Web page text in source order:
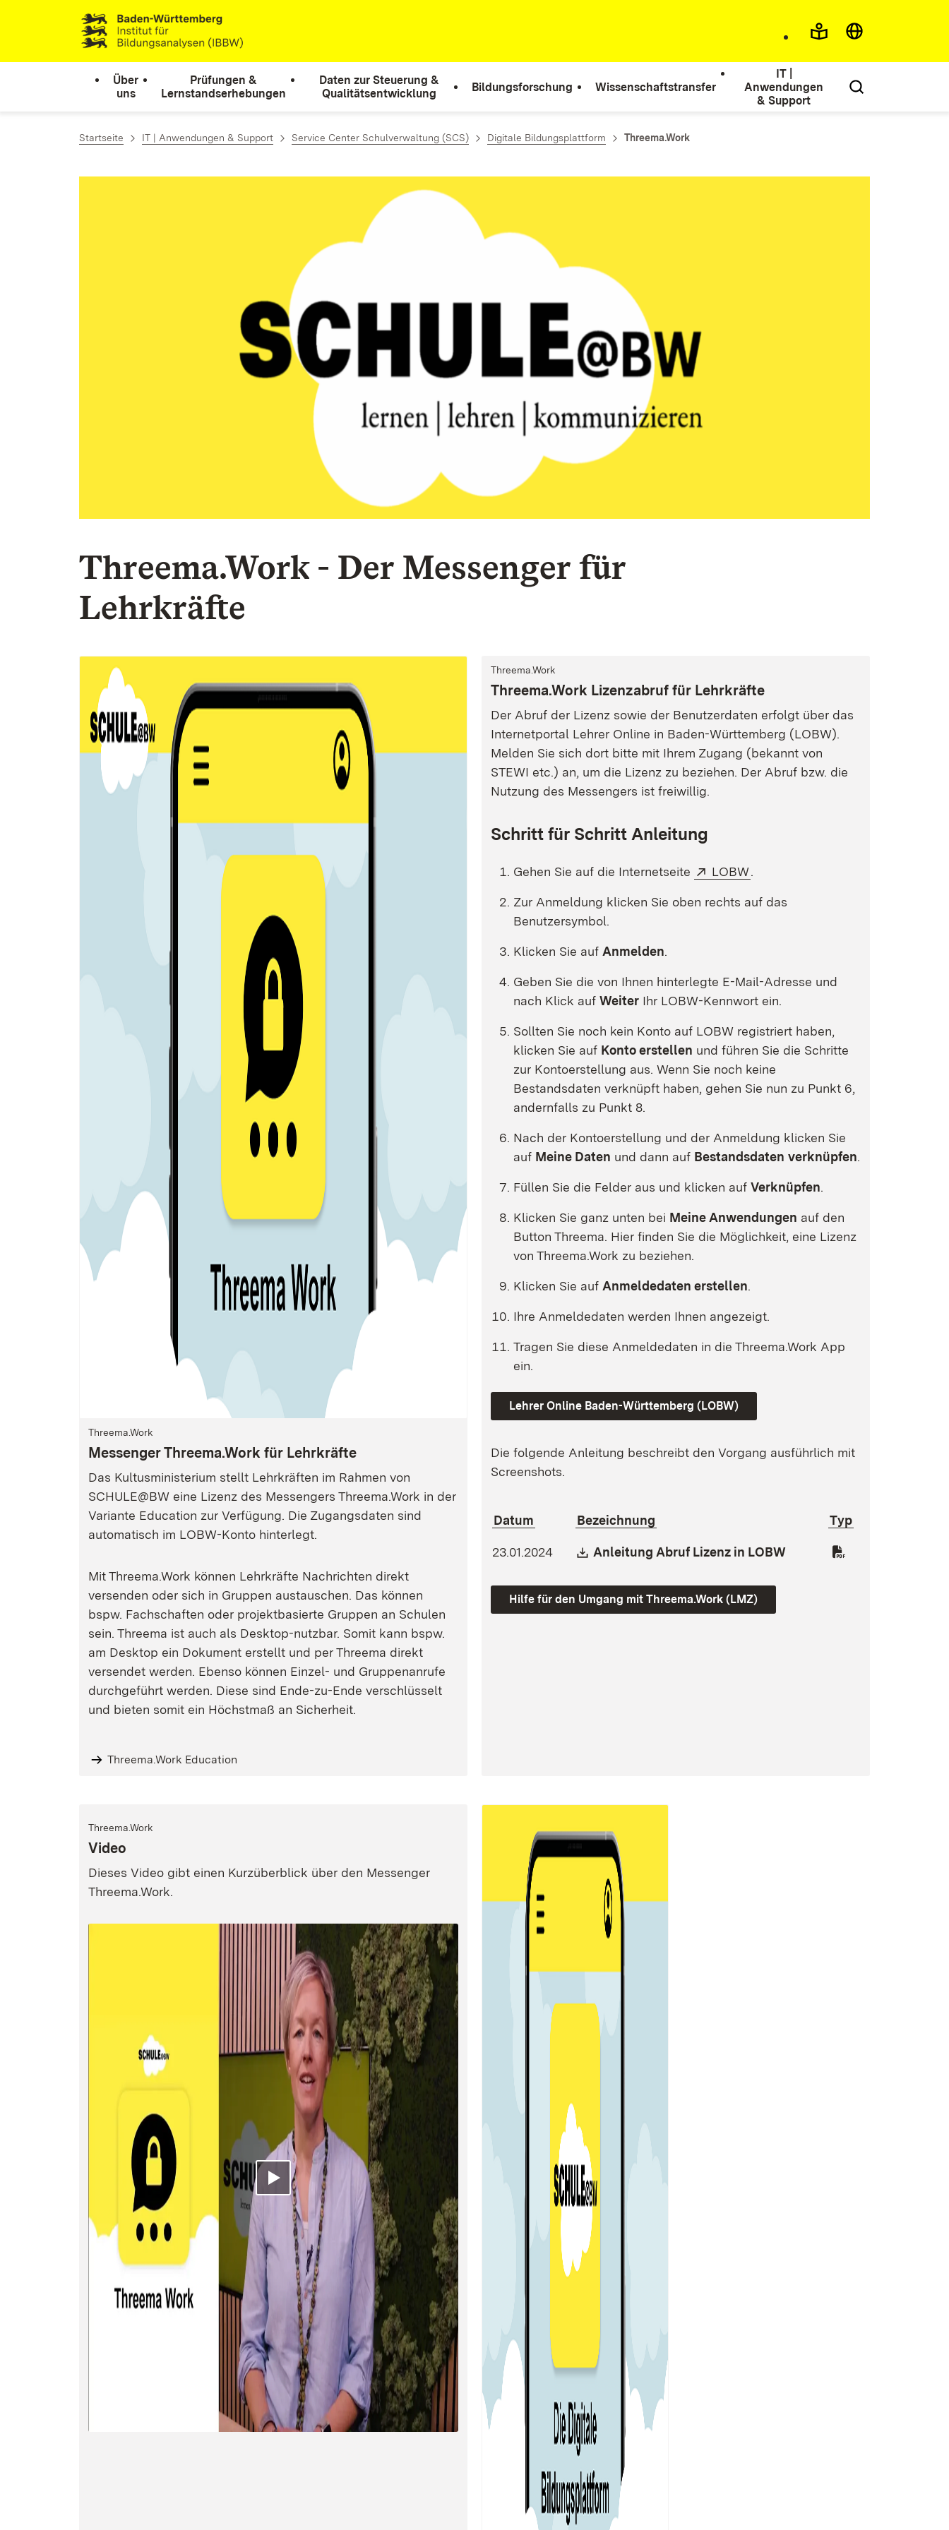
Zum Inhalt springen
Link zur Startseite
Über
uns
Prüfungen &
Lernstandserhebungen
Daten zur Steuerung &
Qualitätsentwicklung
Bildungsforschung Wissenschaftstransfer
IT |
Anwendungen
& Support
Startseite IT | Anwendungen & Support Service Center Schulverwaltung (SCS) Digitale Bildungsplattform Threema.Work
Threema.Work - Der Messenger für
Lehrkräfte
Threema.Work
Messenger Threema.Work für Lehrkräfte
Das Kultusministerium stellt Lehrkräften im Rahmen von
SCHULE@BW eine Lizenz des Messengers Threema.Work in der
Variante Education zur Verfügung. Die Zugangsdaten sind
automatisch im LOBW-Konto hinterlegt.
Mit Threema.Work können Lehrkräfte Nachrichten direkt
versenden oder sich in Gruppen austauschen. Das können
bspw. Fachschaften oder projektbasierte Gruppen an Schulen
sein. Threema ist auch als Desktop-nutzbar. Somit kann bspw.
am Desktop ein Dokument erstellt und per Threema direkt
versendet werden. Ebenso können Einzel- und Gruppenanrufe
durchgeführt werden. Diese sind Ende-zu-Ende verschlüsselt
und bieten somit ein Höchstmaß an Sicherheit.
Threema.Work Education
Threema.Work
Threema.Work Lizenzabruf für Lehrkräfte
Der Abruf der Lizenz sowie der Benutzerdaten erfolgt über das
Internetportal Lehrer Online in Baden-Württemberg (LOBW).
Melden Sie sich dort bitte mit Ihrem Zugang (bekannt von
STEWI etc.) an, um die Lizenz zu beziehen. Der Abruf bzw. die
Nutzung des Messengers ist freiwillig.
Schritt für Schritt Anleitung
Gehen Sie auf die Internetseite Extern:
LOBW.
Zur Anmeldung klicken Sie oben rechts auf das
Benutzersymbol.
Klicken Sie auf Anmelden.
Geben Sie die von Ihnen hinterlegte E-Mail-Adresse und
nach Klick auf Weiter Ihr LOBW-Kennwort ein.
Sollten Sie noch kein Konto auf LOBW registriert haben,
klicken Sie auf Konto erstellen und führen Sie die Schritte
zur Kontoerstellung aus. Wenn Sie noch keine
Bestandsdaten verknüpft haben, gehen Sie nun zu Punkt 6,
andernfalls zu Punkt 8.
Nach der Kontoerstellung und der Anmeldung klicken Sie
auf Meine Daten und dann auf Bestandsdaten verknüpfen.
Füllen Sie die Felder aus und klicken auf Verknüpfen.
Klicken Sie ganz unten bei Meine Anwendungen auf den
Button Threema. Hier finden Sie die Möglichkeit, eine Lizenz
von Threema.Work zu beziehen.
Klicken Sie auf Anmeldedaten erstellen.
Ihre Anmeldedaten werden Ihnen angezeigt.
Tragen Sie diese Anmeldedaten in die Threema.Work App
ein.
Lehrer Online Baden-Württemberg (LOBW)
Die folgende Anleitung beschreibt den Vorgang ausführlich mit
Screenshots.
Datum Bezeichnung Typ
23.01.2024 Download:
Anleitung Abruf Lizenz in LOBW (Öffnet in neuem Fenster)
Hilfe für den Umgang mit Threema.Work (LMZ)
Threema.Work
Video
Dieses Video gibt einen Kurzüberblick über den Messenger
Threema.Work.
Video abspielen